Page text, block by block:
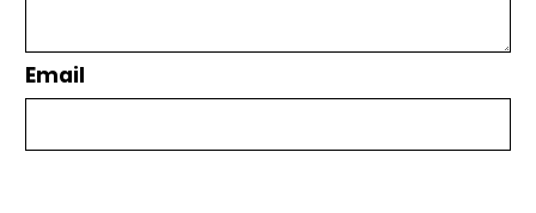
Email